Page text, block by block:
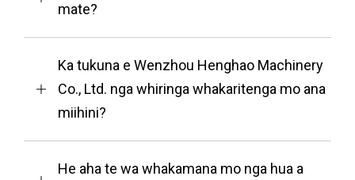
mate?
Ka tukuna e Wenzhou Henghao Machinery
Co., Ltd. nga whiringa whakaritenga mo ana
miihini?
He aha te wa whakamana mo nga hua a